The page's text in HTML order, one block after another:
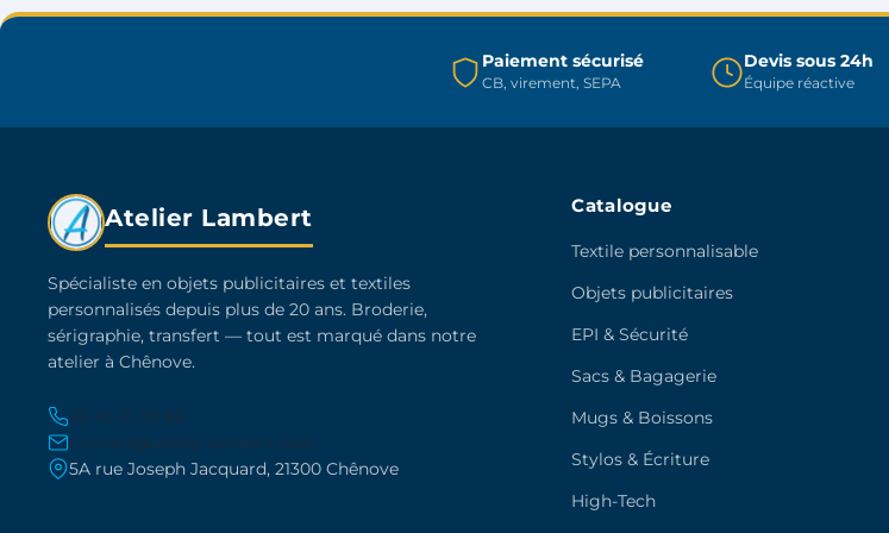
choisies
du
sur
la
Paiement sécurisé
CB, virement, SEPA
Devis sous 24h
Équipe réactive
Atelier Lambert
Spécialiste en objets publicitaires et textiles
personnalisés depuis plus de 20 ans. Broderie,
sérigraphie, transfert — tout est marqué dans notre
atelier à Chênove.
03 45 21 30 86
contact@atelier-lambert.com
5A rue Joseph Jacquard, 21300 Chênove
Catalogue
Textile personnalisable
Objets publicitaires
EPI & Sécurité
Sacs & Bagagerie
Mugs & Boissons
Stylos & Écriture
High-Tech